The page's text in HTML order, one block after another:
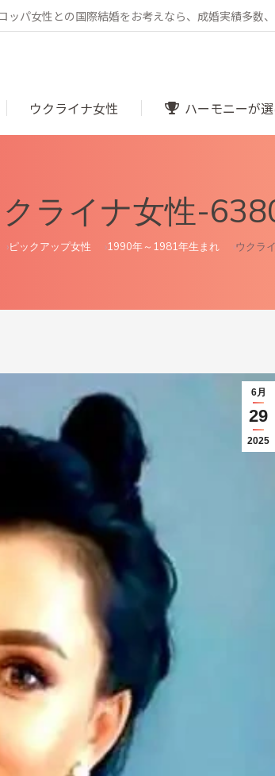
パ女性との国際結婚をお考えなら、成婚実績多数
ウクライナ女性 ハーモニーが
ライナ女性-
here:
ピックアップ女性 1990年～1981年生まれ ウクライ
6月
29
2025